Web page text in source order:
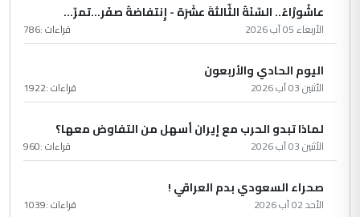
عاشُورْاءُ.. السّنَةُ الثّالثةَ عشَرَة - إِنتفاضةُ صفَر…تمرّ...
الأربعاء 05 آب 2026 قراءات :786
اليوم الحادي والأربعون
الأثنين 03 آب 2026 قراءات :1922
لماذا تبدو الحرب مع إيران أسهل من التفاوض معها؟
الأثنين 03 آب 2026 قراءات :960
صحراء السعودي بدم العراقي !
الأحد 02 آب 2026 قراءات :1039